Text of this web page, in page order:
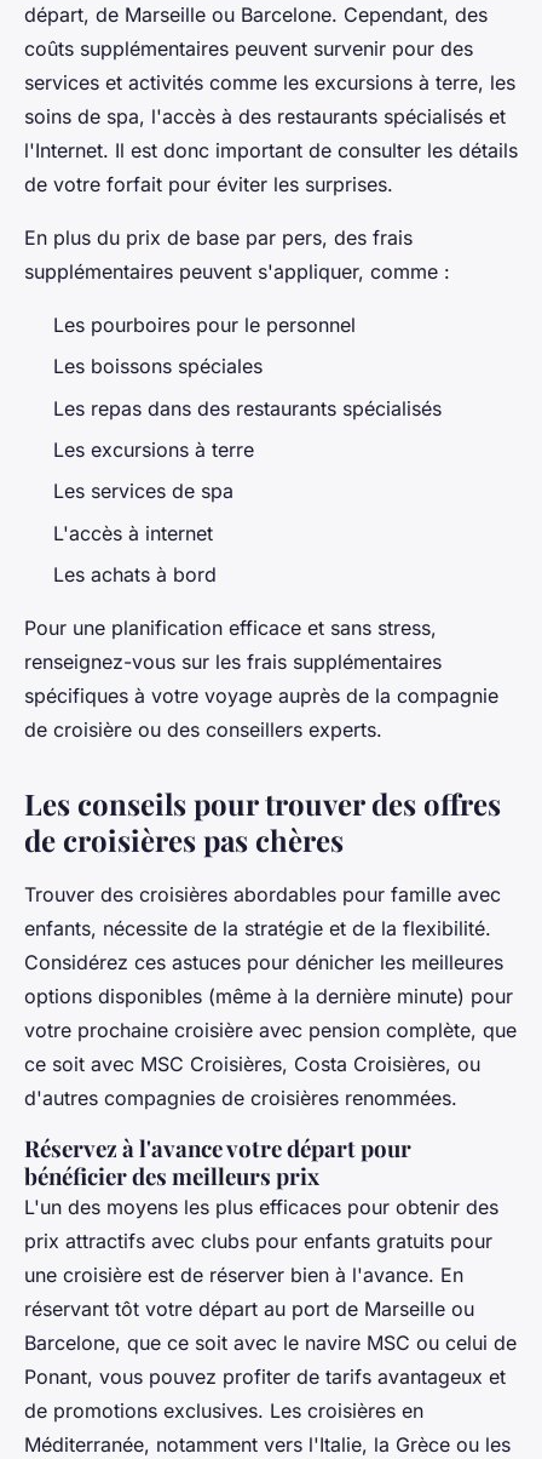
départ, de Marseille ou Barcelone. Cependant, des
coûts supplémentaires peuvent survenir pour des
services et activités comme les excursions à terre, les
soins de spa, l'accès à des restaurants spécialisés et
l'Internet. Il est donc important de consulter les détails
de votre forfait pour éviter les surprises.
En plus du prix de base par pers, des frais
supplémentaires peuvent s'appliquer, comme :
Les pourboires pour le personnel
Les boissons spéciales
Les repas dans des restaurants spécialisés
Les excursions à terre
Les services de spa
L'accès à internet
Les achats à bord
Pour une planification efficace et sans stress,
renseignez-vous sur les frais supplémentaires
spécifiques à votre voyage auprès de la compagnie
de croisière ou des conseillers experts.
Les conseils pour trouver des offres
de croisières pas chères
Trouver des croisières abordables pour famille avec
enfants, nécessite de la stratégie et de la flexibilité.
Considérez ces astuces pour dénicher les meilleures
options disponibles (même à la dernière minute) pour
votre prochaine croisière avec pension complète, que
ce soit avec MSC Croisières, Costa Croisières, ou
d'autres compagnies de croisières renommées.
Réservez à l'avance votre départ pour
bénéficier des meilleurs prix
L'un des moyens les plus efficaces pour obtenir des
prix attractifs avec clubs pour enfants gratuits pour
une croisière est de réserver bien à l'avance. En
réservant tôt votre départ au port de Marseille ou
Barcelone, que ce soit avec le navire MSC ou celui de
Ponant, vous pouvez profiter de tarifs avantageux et
de promotions exclusives. Les croisières en
Méditerranée, notamment vers l'Italie, la Grèce ou les